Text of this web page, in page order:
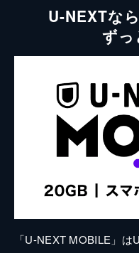
U-NEXTな
ずっ
「U-NEXT MOBILE」